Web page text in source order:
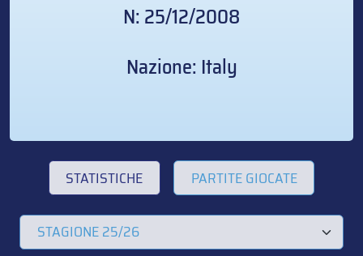
N: 25/12/2008
Nazione: Italy
STATISTICHE PARTITE GIOCATE